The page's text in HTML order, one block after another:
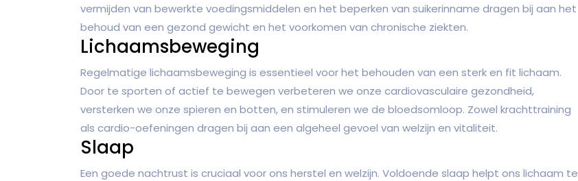
vermijden van bewerkte voedingsmiddelen en het beperken van suikerinname dragen bij aan het
behoud van een gezond gewicht en het voorkomen van chronische ziekten.
Lichaamsbeweging
Regelmatige lichaamsbeweging is essentieel voor het behouden van een sterk en fit lichaam.
Door te sporten of actief te bewegen verbeteren we onze cardiovasculaire gezondheid,
versterken we onze spieren en botten, en stimuleren we de bloedsomloop. Zowel krachttraining
als cardio-oefeningen dragen bij aan een algeheel gevoel van welzijn en vitaliteit.
Slaap
Een goede nachtrust is cruciaal voor ons herstel en welzijn. Voldoende slaap helpt ons lichaam te